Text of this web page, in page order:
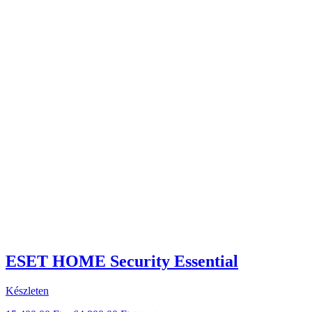
ESET HOME Security Essential
Készleten